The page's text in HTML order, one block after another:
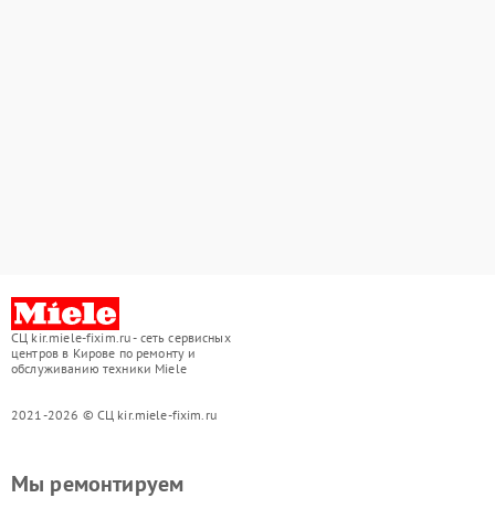
СЦ kir.miele-fixim.ru - сеть сервисных
центров в Кирове по ремонту и
обслуживанию техники Miele
2021-2026 © СЦ kir.miele-fixim.ru
Мы ремонтируем